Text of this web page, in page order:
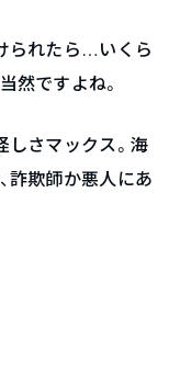
られたら…いくら
然ですよね。
しさマックス。海
詐欺師か悪人にあ